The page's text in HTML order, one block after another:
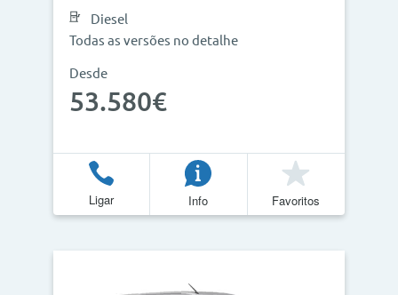
Diesel
Todas as versões no detalhe
Desde
53.580€
Ligar Info Favoritos